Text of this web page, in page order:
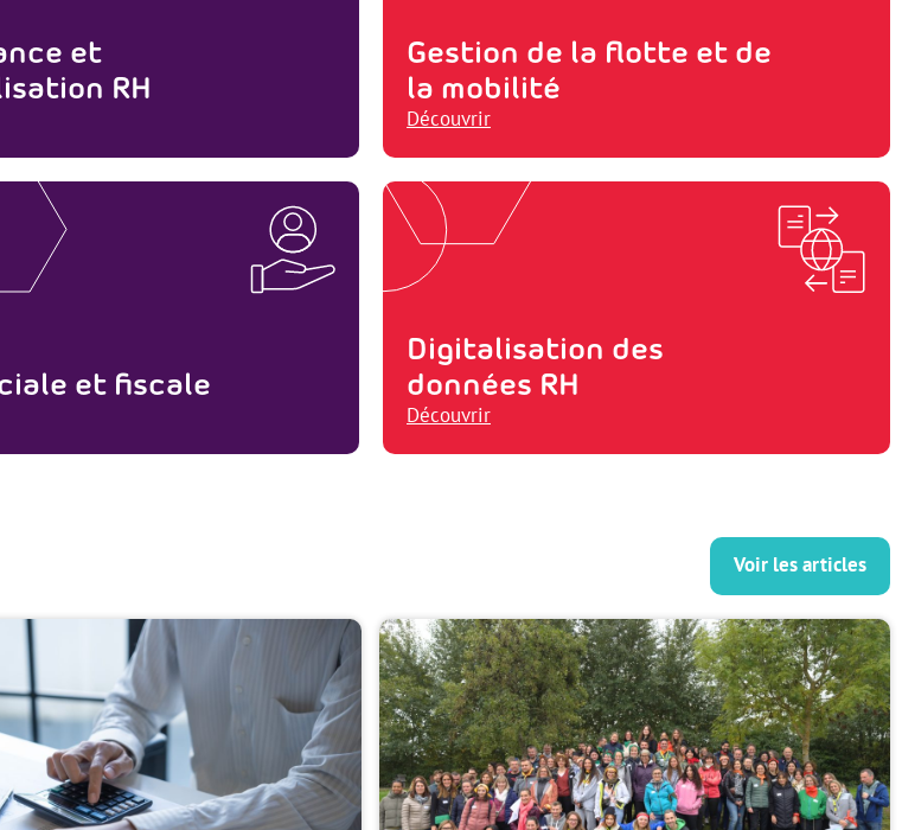
et
RH
Gestion de la flotte et de
la mobilité
Découvrir
et fiscale
Digitalisation des
données RH
Découvrir
Voir les articles